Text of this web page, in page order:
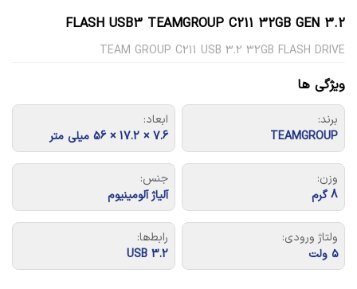
FLASH USB3 TEAMGROUP C211 32GB GEN 3.2
TEAM GROUP C211 USB 3.2 32GB FLASH DRIVE
ویژگی ها
برند:
TEAMGROUP
ابعاد:
7.6 × 17.2 × 56 میلی متر
وزن:
8 گرم
جنس:
آلیاژ آلومینیوم
ولتاژ ورودی:
۵ ولت
رابط‌ها:
USB 3.2